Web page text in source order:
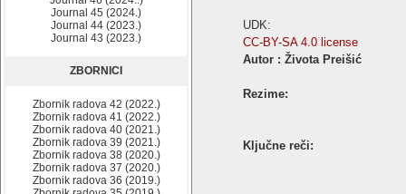
Journal 45 (2024.)
Journal 44 (2023.)
Journal 43 (2023.)
ZBORNICI
Zbornik radova 42 (2022.)
Zbornik radova 41 (2022.)
Zbornik radova 40 (2021.)
Zbornik radova 39 (2021.)
Zbornik radova 38 (2020.)
Zbornik radova 37 (2020.)
Zbornik radova 36 (2019.)
UDK:
CC-BY-SA 4.0 license
Autor : Života Preišić
Rezime:
Ključne reči: